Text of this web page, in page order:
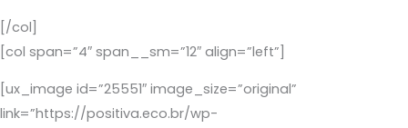
[/col]
[col span=”4″ span__sm=”12″ align=”left”]
[ux_image id=”25551″ image_size=”original”
link=”https://positiva.eco.br/wp-